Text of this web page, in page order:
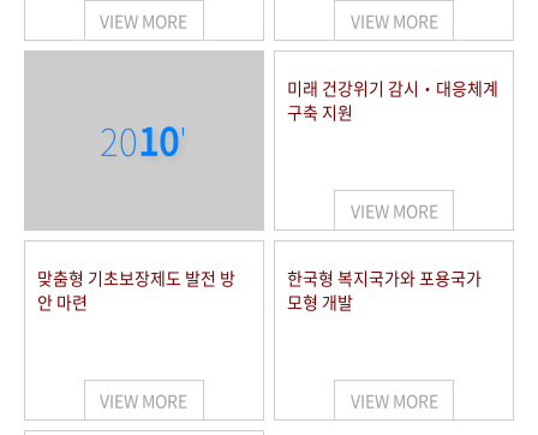
VIEW MORE VIEW MORE
2010'
미래 건강위기 감시‧대응체계
구축 지원
VIEW MORE
맞춤형 기초보장제도 발전 방
안 마련
VIEW MORE
한국형 복지국가와 포용국가
모형 개발
VIEW MORE